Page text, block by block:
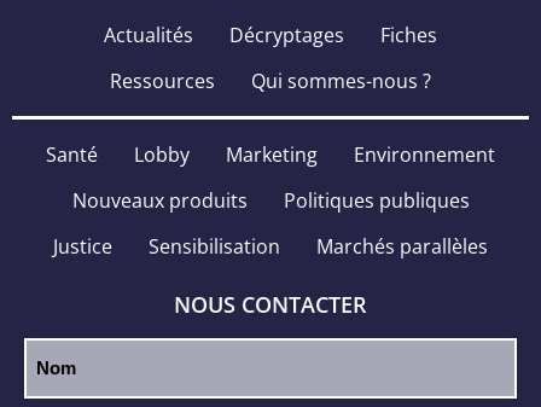
Actualités Décryptages
Fiches
Ressources
Qui sommes-nous ?
Santé Lobby Marketing
Environnement
Nouveaux produits
Politiques publiques
Justice
Sensibilisation Marchés parallèles
NOUS CONTACTER